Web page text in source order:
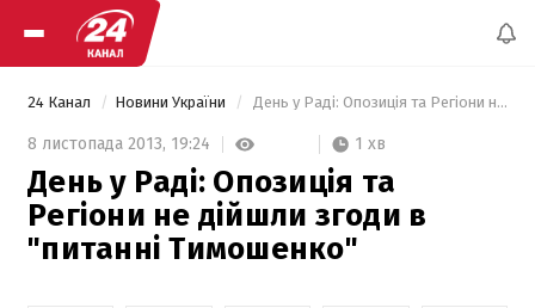
24 Канал Новини України День у Раді: Опозиція та Регіони не дійшли згоди в "питанні Тимошенко"
8 листопада 2013, 19:24 1 хв
День у Раді: Опозиція та
Регіони не дійшли згоди в
"питанні Тимошенко"